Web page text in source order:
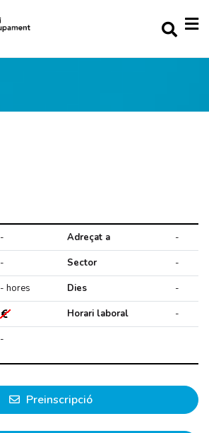
- Adreçat a
-
- Sector
-
- hores Dies
-
Horari laboral
-
-
Preinscripció